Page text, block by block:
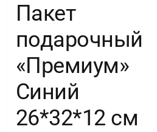
Пакет
подарочный
«Премиум»
Синий
26*32*12 см